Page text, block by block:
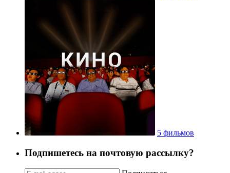
5 фильмов
Подпишетесь на почтовую рассылку?